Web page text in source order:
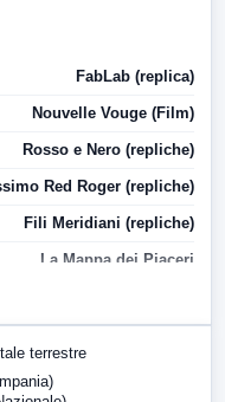
FabLab (replica)
Nouvelle Vouge (Film)
Rosso e Nero (repliche)
Red Roger (repliche)
Fili Meridiani (repliche)
La Mappa dei Piaceri
terrestre